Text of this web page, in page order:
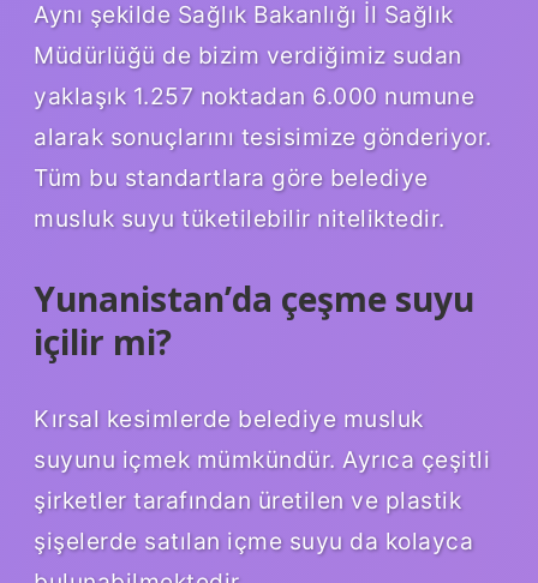
Aynı şekilde Sağlık Bakanlığı İl Sağlık
Müdürlüğü de bizim verdiğimiz sudan
yaklaşık 1.257 noktadan 6.000 numune
alarak sonuçlarını tesisimize gönderiyor.
Tüm bu standartlara göre belediye
musluk suyu tüketilebilir niteliktedir.
Yunanistan’da çeşme suyu
içilir mi?
Kırsal kesimlerde belediye musluk
suyunu içmek mümkündür. Ayrıca çeşitli
şirketler tarafından üretilen ve plastik
şişelerde satılan içme suyu da kolayca